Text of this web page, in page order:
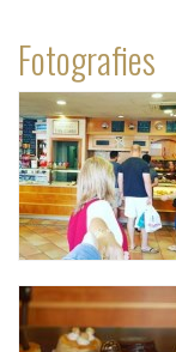
Fotografies